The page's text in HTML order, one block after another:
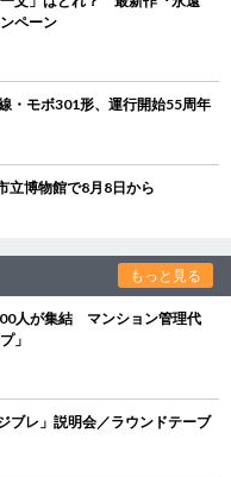
ペーン
・モボ301形、運行開始55周年
博物館で8月8日から
もっと見る
人が集結 マンション管理代
」
レ」説明会／ラウンドテーブ